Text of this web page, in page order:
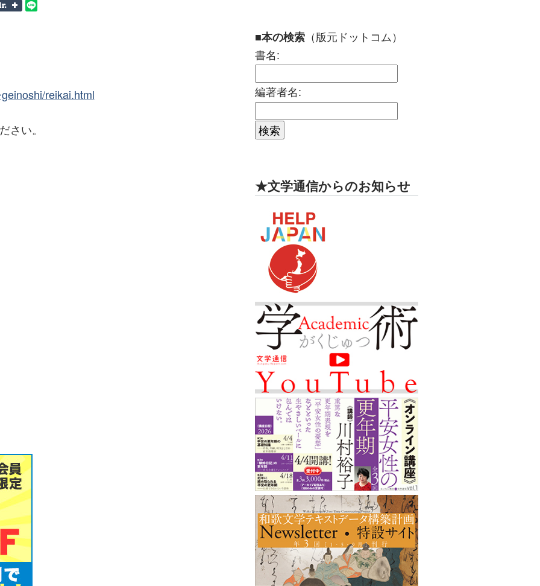
reikai.html
さい。
■本の検索（版元ドットコム）
書名:
編著者名:
★文学通信からのお知らせ